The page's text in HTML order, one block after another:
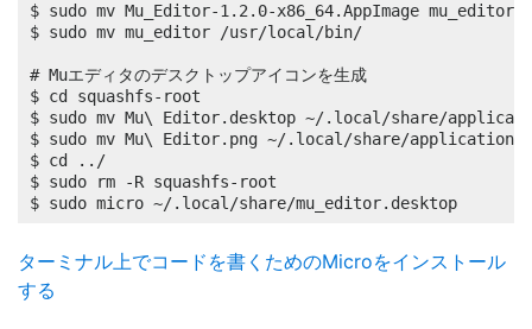
$ sudo mv Mu_Editor-1.2.0-x86_64.AppImage mu_editor
$ sudo mv mu_editor /usr/local/bin/
# Muエディタのデスクトップアイコンを生成
$ cd squashfs-root
$ sudo mv Mu\ Editor.desktop ~/.local/share/
$ sudo mv Mu\ Editor.png ~/.local/share/applications/
$ cd ../
$ sudo rm -R squashfs-root
$ sudo micro ~/.local/share/mu_editor.desktop
ターミナル上でコードを書くためのMicroをインストール
する